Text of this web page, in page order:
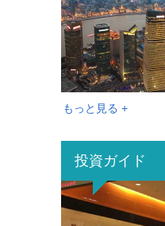
もっと見る +
投資ガイド